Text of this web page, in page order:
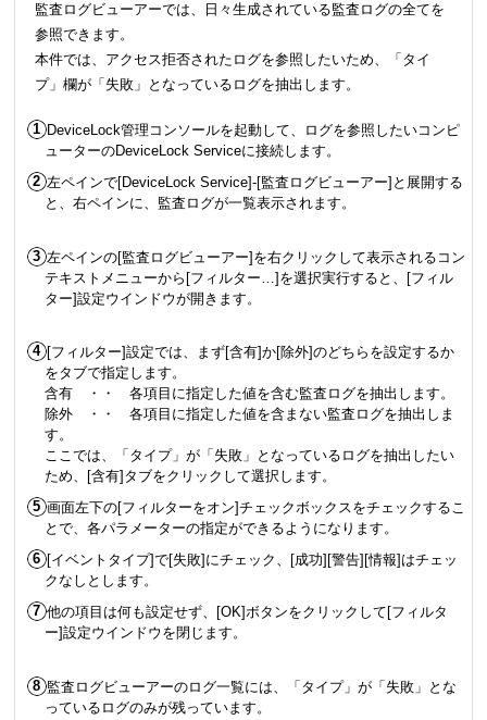
監査ログビューアーでは、日々生成されている監査ログの全てを
参照できます。
本件では、アクセス拒否されたログを参照したいため、「タイ
プ」欄が「失敗」となっているログを抽出します。
DeviceLock管理コンソールを起動して、ログを参照したいコンピ
ューターのDeviceLock Serviceに接続します。
左ペインで[DeviceLock Service]-[監査ログビューアー]と展開する
と、右ペインに、監査ログが一覧表示されます。
左ペインの[監査ログビューアー]を右クリックして表示されるコン
テキストメニューから[フィルター…]を選択実行すると、[フィル
ター]設定ウインドウが開きます。
[フィルター]設定では、まず[含有]か[除外]のどちらを設定するか
をタブで指定します。
含有 ・・ 各項目に指定した値を含む監査ログを抽出します。
除外 ・・ 各項目に指定した値を含まない監査ログを抽出しま
す。
ここでは、「タイプ」が「失敗」となっているログを抽出したい
ため、[含有]タブをクリックして選択します。
画面左下の[フィルターをオン]チェックボックスをチェックするこ
とで、各パラメーターの指定ができるようになります。
[イベントタイプ]で[失敗]にチェック、[成功][警告][情報]はチェッ
クなしとします。
他の項目は何も設定せず、[OK]ボタンをクリックして[フィルタ
ー]設定ウインドウを閉じます。
監査ログビューアーのログ一覧には、「タイプ」が「失敗」とな
っているログのみが残っています。